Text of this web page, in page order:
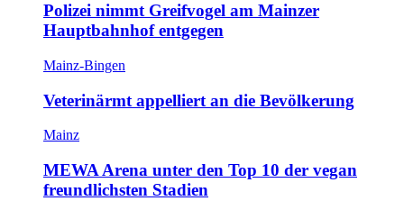
Polizei nimmt Greifvogel am Mainzer
Hauptbahnhof entgegen
Mainz-Bingen
Veterinärmt appelliert an die Bevölkerung
Mainz
MEWA Arena unter den Top 10 der vegan
freundlichsten Stadien